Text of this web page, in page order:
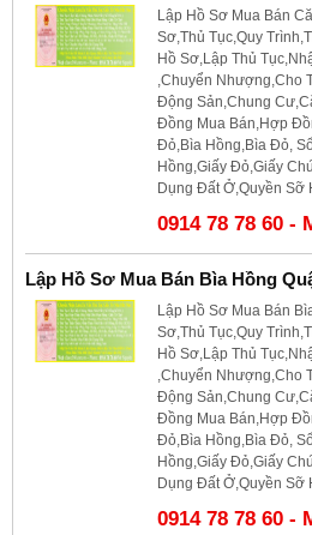
Lập Hồ Sơ Mua Bán
Sơ,Thủ Tục,Quy
Hồ Sơ,Lập Thủ
,Chuyển Nhượng,Cho
Động Sản,Chung
Đồng Mua Bán,Hợp
Đỏ,Bìa Hồng,Bìa Đỏ,
Hồng,Giấy Đỏ,Giấy
Dụng Đất Ở,Quyền Sỡ
0914 78 78 60 -
Lập Hồ Sơ Mua Bán Bìa Hồng
Lập Hồ Sơ Mua Bán
Sơ,Thủ Tục,Quy
Hồ Sơ,Lập Thủ
,Chuyển Nhượng,Cho
Động Sản,Chung
Đồng Mua Bán,Hợp
Đỏ,Bìa Hồng,Bìa Đỏ,
Hồng,Giấy Đỏ,Giấy
Dụng Đất Ở,Quyền Sỡ
0914 78 78 60 -